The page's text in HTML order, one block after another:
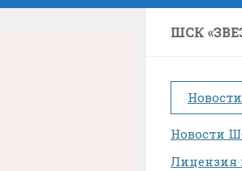
ШСК
Новости
Лицензия